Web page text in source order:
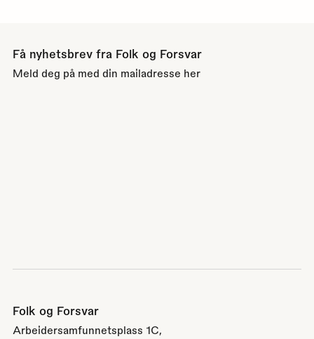
Få nyhetsbrev fra Folk og Forsvar
Meld deg på med din mailadresse her
Folk og Forsvar
Arbeidersamfunnetsplass 1C,